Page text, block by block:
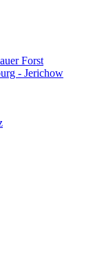
Forst
- Jerichow